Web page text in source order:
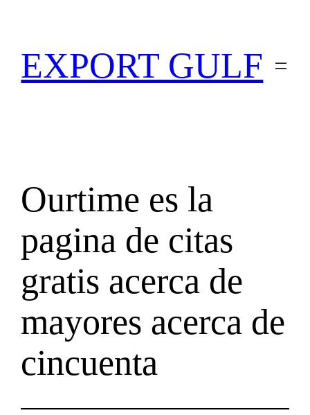
EXPORT GULF
Ourtime es la
pagina de citas
gratis acerca de
mayores acerca de
cincuenta